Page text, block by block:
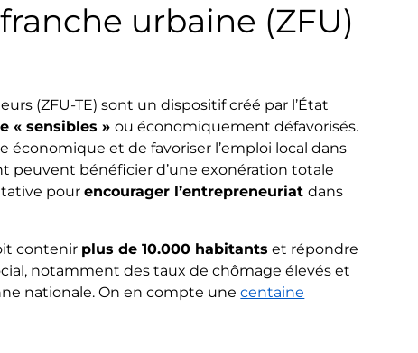
urbaine (ZFU)
(ZFU-TE) sont un dispositif créé par l’État
« sensibles »ou économiquement défavorisés.
économique et de favoriser l’emploi local dans
peuvent bénéficier d’une exonération totale
pourencourager l’entrepreneuriatdans
contenir plus de 10.000 habitants et répondre
notamment des taux de chômage élevés et
nationale. On en compte unecentaine